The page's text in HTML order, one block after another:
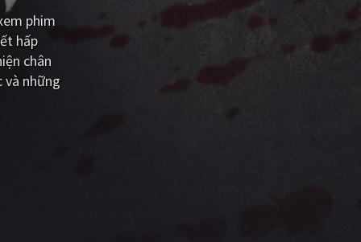
phim
hấp
chân
và những